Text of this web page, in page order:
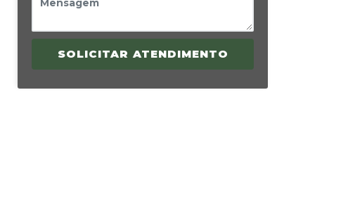
SOLICITAR ATENDIMENTO